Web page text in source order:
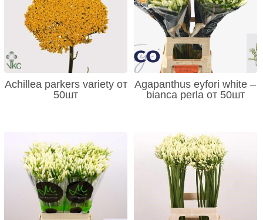
Achillea parkers variety от
50шт
Agapanthus eyfori white –
bianca perla от 50шт